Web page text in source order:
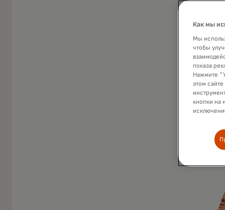
Как мы
Мы
чтобы
показа
Нажмите
этом
кнопки на